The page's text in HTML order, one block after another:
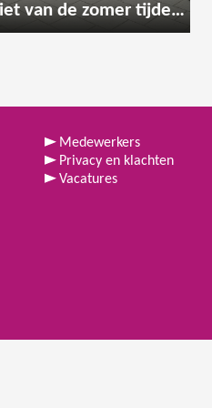
Geniet van de zomer tijdens een gezellige wandeling
Medewerkers
Privacy en klachten
Vacatures